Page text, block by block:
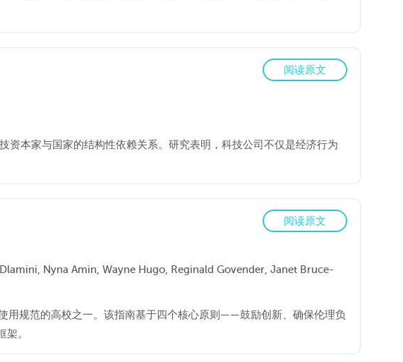
阅读原文
本家与国家的结构性依赖关系。研究表明，科技公司不仅是经济行为
阅读原文
Nyna Amin, Wayne Hugo, Reginald Govender, Janet Bruce-
用规范的高校之一。该指南基于四个核心原则——鼓励创新、确保伦理负
。